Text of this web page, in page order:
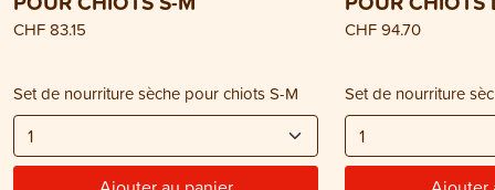
CHF 83.15
Set de nourriture sèche pour chiots S-M
CHF 94.70
Set de nourriture